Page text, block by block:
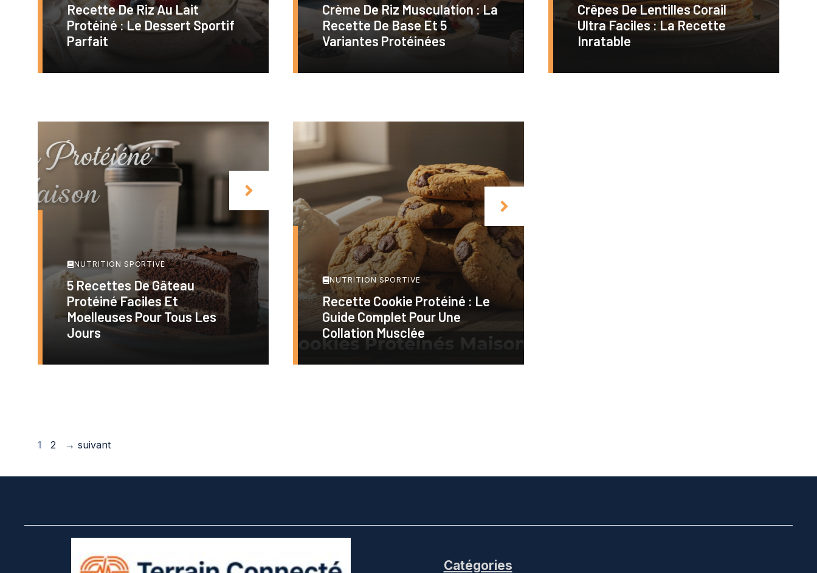
Recette De Riz Au Lait
Protéiné : Le Dessert Sportif
Parfait
Crème De Riz Musculation : La
Recette De Base Et 5
Variantes Protéinées
Crêpes De Lentilles Corail
Ultra Faciles : La Recette
Inratable
NUTRITION SPORTIVE
5 Recettes De Gâteau
Protéiné Faciles Et
Moelleuses Pour Tous Les
Jours
NUTRITION SPORTIVE
Recette Cookie Protéiné : Le
Guide Complet Pour Une
Collation Musclée
Page
1 Page
2 → suivant
Catégories